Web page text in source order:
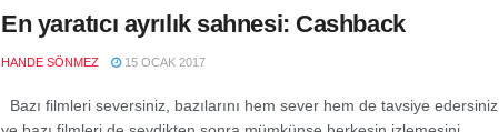
En yaratıcı ayrılık sahnesi: Cashback
HANDE SÖNMEZ 15 OCAK 2017
Bazı filmleri seversiniz, bazılarını hem sever hem de tavsiye edersiniz